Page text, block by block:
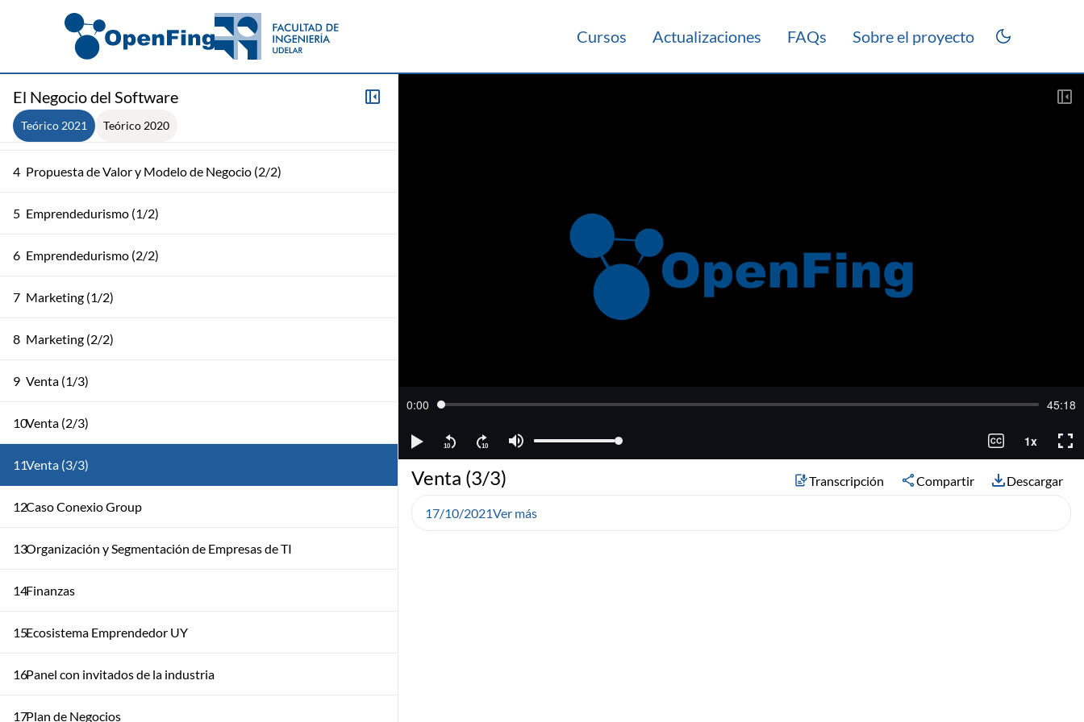
Cursos Actualizaciones FAQs Sobre el proyecto
El Negocio del Software
Teórico 2021 Teórico 2020
Introducción al Curso + Estrategia y Mercado (1/2)
3 Propuesta de Valor y Modelo de Negocio (1/2)
4 Propuesta de Valor y Modelo de Negocio (2/2)
5 Emprendedurismo (1/2)
6 Emprendedurismo (2/2)
7 Marketing (1/2)
8 Marketing (2/2)
9 Venta (1/3)
10Venta (2/3)
11Venta (3/3)
12Caso Conexio Group
13Organización y Segmentación de Empresas de TI
14Finanzas
15Ecosistema Emprendedor UY
16Panel con invitados de la industria
17Plan de Negocios
Venta (3/3) Transcripción Compartir Descargar
17/10/2021Ver más